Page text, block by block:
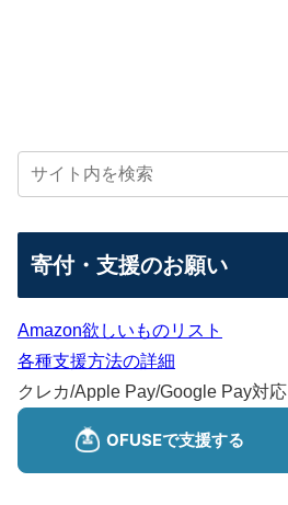
寄付・支援のお願い
Amazon欲しいものリスト
各種支援方法の詳細
クレカ/Apple Pay/Google Pay対応